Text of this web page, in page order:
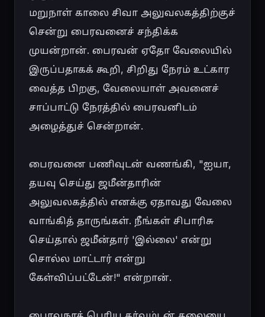
மறுநாள் காலை சிவா அலுவலகத்திற்குச்
சென்று பைரவனைச் சந்திக்க
முயன்றான். பைரவன் ஏதோ வேலையில்
இருப்பதாகக் கூறி, சிறிது நேரம் உட்கார
வைத்த பிறகு, வேலையாள் அவனைச்
சாப்பாட்டு நேரத்தில் பைரவனிடம்
அழைத்துச் சென்றான்.
பைரவனை பணிவுடன் வணங்கி, "ஐயா,
தயவு செய்து ஜமீன்தாரின்
அலுவலகத்தில் எனக்கு ஏதாவது வேலை
வாங்கித் தாருங்கள். நீங்கள் சிபாரிசு
செய்தால் ஜமீன்தார் 'இல்லை' என்று
சொல்ல மாட்டார் என்று
கேள்விப்பட்டேன்!" என்றான்.